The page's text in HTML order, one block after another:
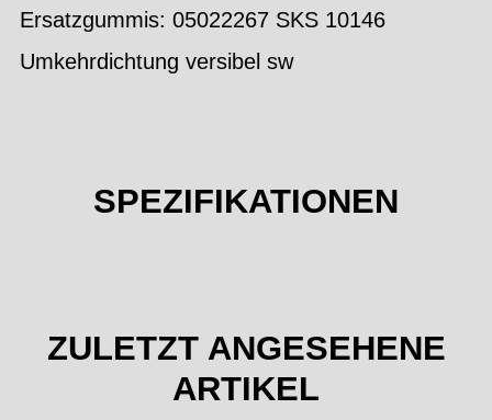
Ersatzgummis: 05022267 SKS 10146
Umkehrdichtung versibel sw
SPEZIFIKATIONEN
ZULETZT ANGESEHENE
ARTIKEL